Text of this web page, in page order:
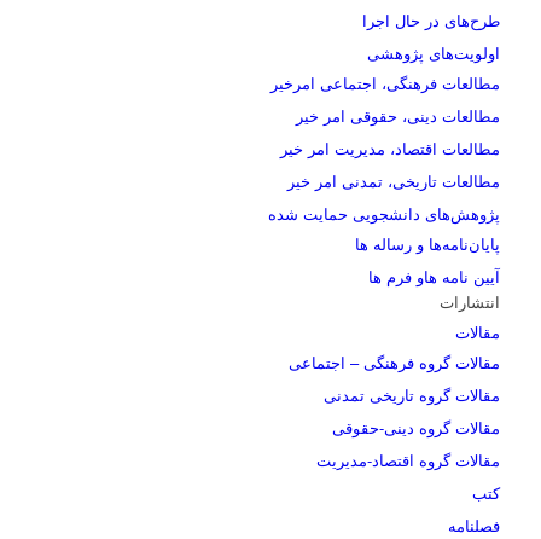
طرح‌های در حال اجرا
اولویت‌های پژوهشی
مطالعات فرهنگی، اجتماعی امرخیر
مطالعات دینی، حقوقی امر خیر
مطالعات اقتصاد، مدیریت امر خیر
مطالعات تاریخی، تمدنی امر خیر
پژوهش‌های دانشجویی حمایت شده
پایان‌نامه‌ها و رساله ها
آیین نامه هاو فرم ها
انتشارات
مقالات
مقالات گروه فرهنگی – اجتماعی
مقالات گروه تاریخی تمدنی
مقالات گروه دینی-حقوقی
مقالات گروه اقتصاد-مدیریت
کتب
فصلنامه